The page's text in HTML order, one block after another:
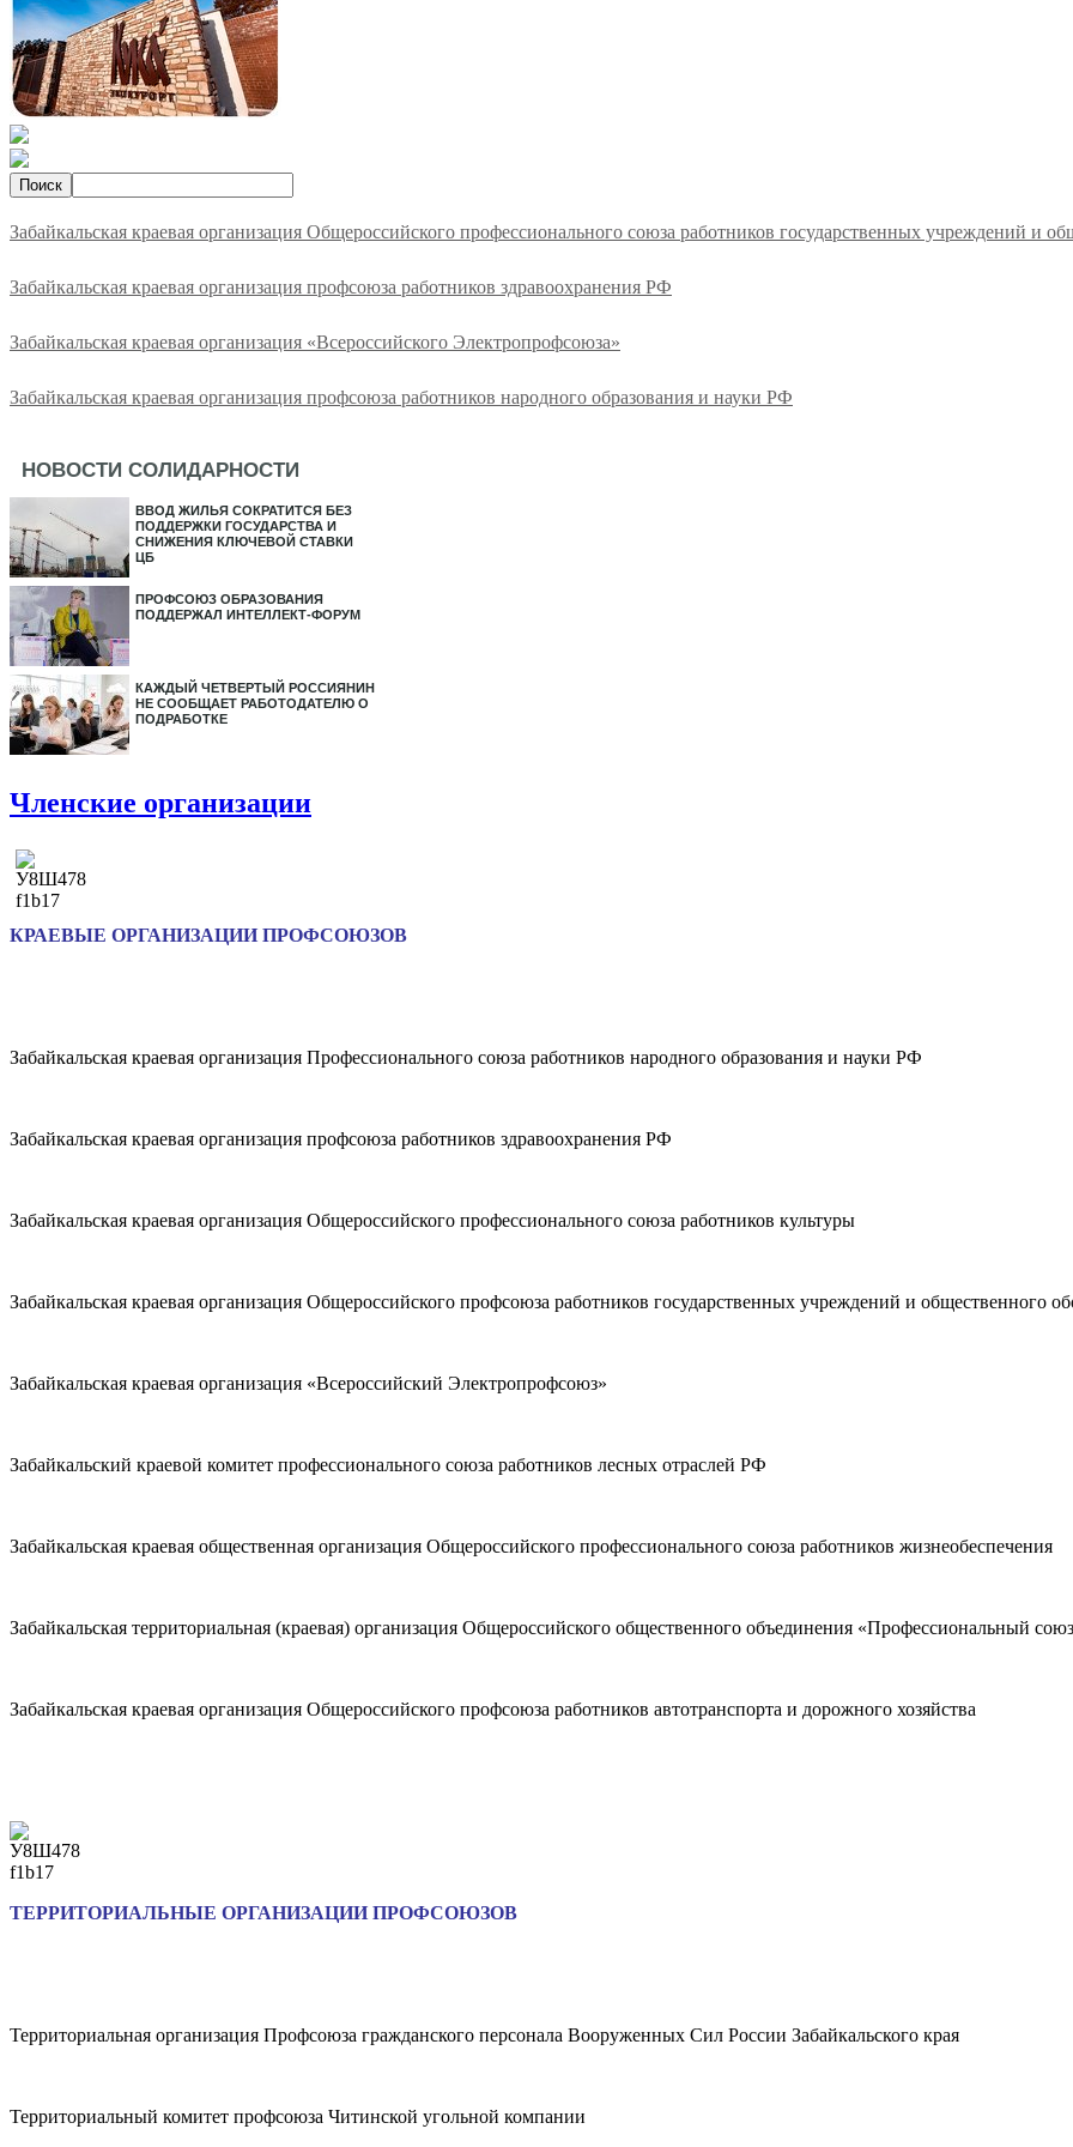
Забайкальская краевая организация Общероссийского профессионального союза работников государственных учреждений и
Забайкальская краевая организация профсоюза работников здравоохранения РФ
Забайкальская краевая организация «Всероссийского Электропрофсоюза»
Забайкальская краевая организация профсоюза работников народного образования и науки РФ
НОВОСТИ СОЛИДАРНОСТИ
ВВОД ЖИЛЬЯ СОКРАТИТСЯ БЕЗ
ПОДДЕРЖКИ ГОСУДАРСТВА И
СНИЖЕНИЯ КЛЮЧЕВОЙ СТАВКИ
ЦБ
ПРОФСОЮЗ ОБРАЗОВАНИЯ
ПОДДЕРЖАЛ ИНТЕЛЛЕКТ-ФОРУМ
КАЖДЫЙ ЧЕТВЕРТЫЙ РОССИЯНИН
НЕ СООБЩАЕТ РАБОТОДАТЕЛЮ О
ПОДРАБОТКЕ
Членские организации
КРАЕВЫЕ ОРГАНИЗАЦИИ ПРОФСОЮЗОВ
Забайкальская краевая организация Профессионального союза работников народного образования и науки РФ
Забайкальская краевая организация профсоюза работников здравоохранения РФ
Забайкальская краевая организация Общероссийского профессионального союза работников культуры
Забайкальская краевая организация Общероссийского профсоюза работников государственных учреждений и общественного
Забайкальская краевая организация «Всероссийский Электропрофсоюз»
Забайкальский краевой комитет профессионального союза работников лесных отраслей РФ
Забайкальская краевая общественная организация Общероссийского профессионального союза работников жизнеобеспечения
Забайкальская территориальная (краевая) организация Общероссийского общественного объединения «Профессиональный
Забайкальская краевая организация Общероссийского профсоюза работников автотранспорта и дорожного хозяйства
ТЕРРИТОРИАЛЬНЫЕ ОРГАНИЗАЦИИ ПРОФСОЮЗОВ
Территориальная организация Профсоюза гражданского персонала Вооруженных Сил России Забайкальского края
Территориальный комитет профсоюза Читинской угольной компании